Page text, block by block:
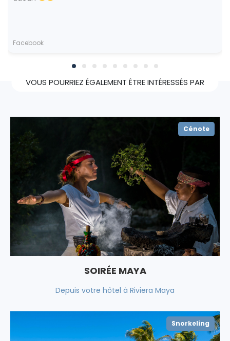
Facebook
VOUS POURRIEZ ÉGALEMENT ÊTRE INTÉRESSÉS PAR
Cénote
SOIRÉE MAYA
Depuis votre hôtel à Riviera Maya
Snorkeling